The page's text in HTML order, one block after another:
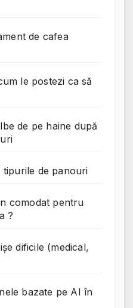
de cafea
le postezi ca să
de pe haine după
de panouri
comodat pentru
?
dificile (medical,
bazate pe AI în